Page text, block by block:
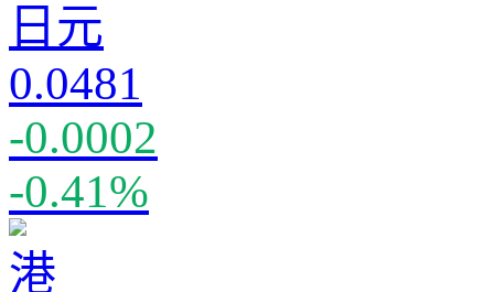
日元
0.0481
-0.0002
-0.41%